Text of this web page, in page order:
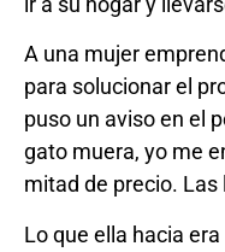
A una mujer
para solucionar el
puso un aviso en el
gato muera, yo me
mitad de precio.
Lo que ella hacia